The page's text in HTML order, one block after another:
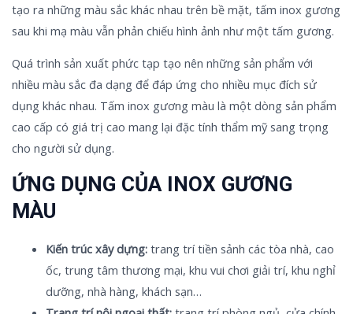
tạo ra những màu sắc khác nhau trên bề mặt, tấm inox gương
sau khi mạ màu vẫn phản chiếu hình ảnh như một tấm gương.
Quá trình sản xuất phức tạp tạo nên những sản phẩm với
nhiều màu sắc đa dạng để đáp ứng cho nhiều mục đích sử
dụng khác nhau. Tấm inox gương màu là một dòng sản phẩm
cao cấp có giá trị cao mang lại đặc tính thẩm mỹ sang trọng
cho người sử dụng.
ỨNG DỤNG CỦA INOX GƯƠNG
MÀU
Kiến trúc xây dựng: trang trí tiền sảnh các tòa nhà, cao
ốc, trung tâm thương mại, khu vui chơi giải trí, khu nghỉ
dưỡng, nhà hàng, khách sạn…